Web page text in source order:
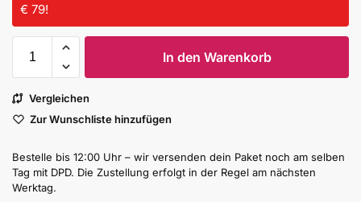
€ 79!
In den Warenkorb
Vergleichen
Zur Wunschliste hinzufügen
Bestelle bis 12:00 Uhr – wir versenden dein Paket noch am selben
Tag mit DPD. Die Zustellung erfolgt in der Regel am nächsten
Werktag.